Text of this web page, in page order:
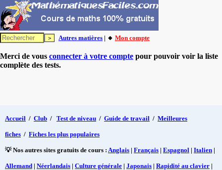
Autres matières | 🔸 Mon compte
Merci de vous connecter à votre compte pour pouvoir voir la liste
complète des tests.
Accueil / Club / Test de niveau / Guide de travail / Meilleures
fiches / Fiches les plus populaires
💡 Nos autres sites gratuits de cours : Anglais | Français | Espagnol | Italien |
Allemand | Néerlandais | Culture générale | Japonais | Rapidité au clavier |